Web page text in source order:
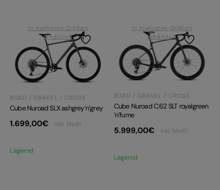
In mehreren Größen
erhältlich
ROAD / GRAVEL / CROSS
Cube Nuroad SLX ashgrey´n´grey
1.699,00€ inkl. MwSt.
Lagernd
In mehreren Größen
erhältlich
ROAD / GRAVEL / CROSS
Cube Nuroad C:62 SLT royalgreen
´n´fume
5.999,00€ inkl. MwSt.
Lagernd